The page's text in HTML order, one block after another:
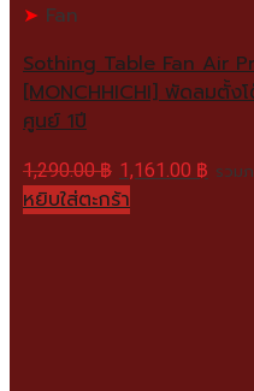
Fan
Sothing Table Fan Air
[MONCHHICHI] พัดลมตั้ง
ศูนย์ 1ปี
1,290.00฿ 1,161.00 ฿ รวม
หยิบใส่ตะกร้า